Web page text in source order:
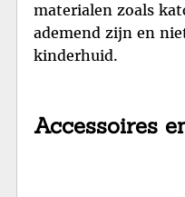
materialen zoals
ademend zijn en
kinderhuid.
Accessoires